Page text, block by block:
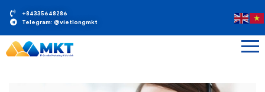
+84335648286
Telegram: @vietlongmkt